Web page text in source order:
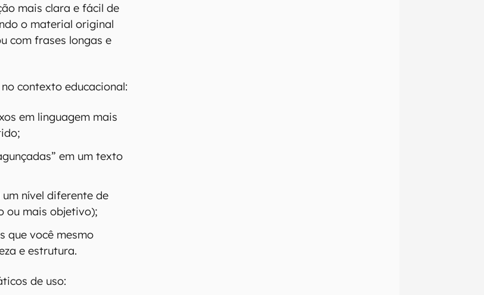
mais clara e fácil de
o material original
com frases longas e
contexto educacional:
em linguagem mais
em um texto
nível diferente de
ou mais objetivo);
que você mesmo
e estrutura.
de uso: